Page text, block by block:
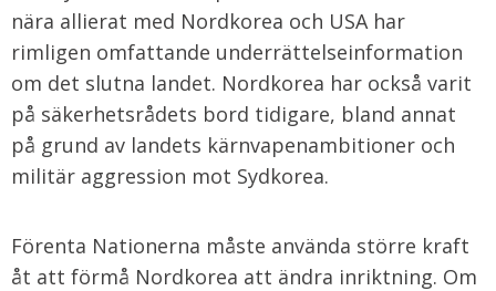
nära allierat med Nordkorea och USA har
rimligen omfattande underrättelseinformation
om det slutna landet. Nordkorea har också varit
på säkerhetsrådets bord tidigare, bland annat
på grund av landets kärnvapenambitioner och
militär aggression mot Sydkorea.
Förenta Nationerna måste använda större kraft
åt att förmå Nordkorea att ändra inriktning. Om